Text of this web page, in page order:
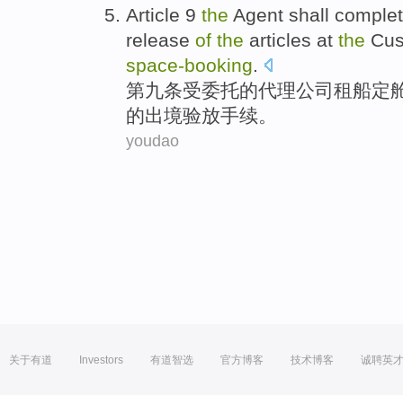
Article 9 the Agent shall
release of the articles at the
space-booking.
第九条受委托的代理公司 租船定
的出境验放手续。
youdao
关于有道 Investors 有道智选 官方博客 技术博客 诚聘英才